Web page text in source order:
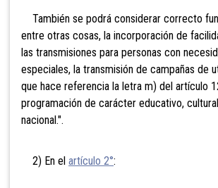
También se podrá considerar correcto
entre otras cosas, la incorporación de
las transmisiones para personas con
especiales, la transmisión de campañas de
que hace referencia la letra m) del artículo
programación de carácter educativo,
nacional.".
2) En el artículo 2°: